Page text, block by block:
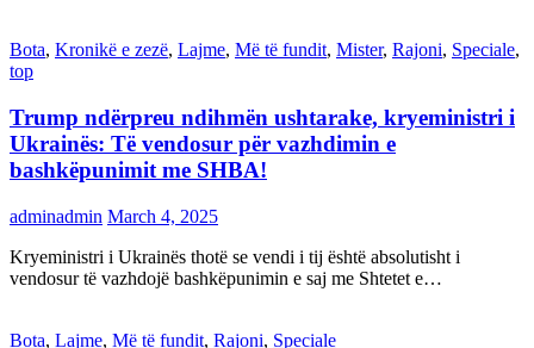
Bota, Kronikë e zezë, Lajme, Më të fundit, Mister, Rajoni, Speciale,
top
Trump ndërpreu ndihmën ushtarake, kryeministri i
Ukrainës: Të vendosur për vazhdimin e
bashkëpunimit me SHBA!
adminadmin March 4, 2025
Kryeministri i Ukrainës thotë se vendi i tij është absolutisht i
vendosur të vazhdojë bashkëpunimin e saj me Shtetet e…
Bota, Lajme, Më të fundit, Rajoni, Speciale